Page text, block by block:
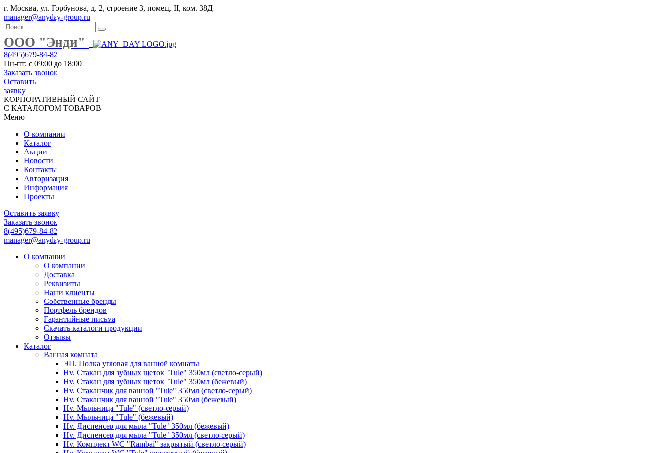
г. Москва, ул. Горбунова, д. 2, строение 3, помещ. II, ком. 38Д
manager@anyday-group.ru
ООО "Энди"
8(495)679-84-82
Пн-пт: с 09:00 до 18:00
Заказать звонок
Оставить
заявку
КОРПОРАТИВНЫЙ САЙТ
С КАТАЛОГОМ ТОВАРОВ
Меню
О компании
Каталог
Акции
Новости
Контакты
Авторизация
Информация
Проекты
Оставить заявку
Заказать звонок
8(495)679-84-82
manager@anyday-group.ru
О компании
О компании
Доставка
Реквизиты
Наши клиенты
Собственные бренды
Портфель брендов
Гарантийные письма
Скачать каталоги продукции
Отзывы
Каталог
Ванная комната
ЭП. Полка угловая для ванной комнаты
Hv. Стакан для зубных щеток "Tule" 350мл (светло-серый)
Hv. Стакан для зубных щеток "Tule" 350мл (бежевый)
Hv. Стаканчик для ванной "Tule" 350мл (светло-серый)
Hv. Стаканчик для ванной "Tule" 350мл (бежевый)
Hv. Мыльница "Tule" (светло-серый)
Hv. Мыльница "Tule" (бежевый)
Hv. Диспенсер для мыла "Tule" 350мл (бежевый)
Hv. Диспенсер для мыла "Tule" 350мл (светло-серый)
Hv. Комплект WC "Rambai" закрытый (светло-серый)